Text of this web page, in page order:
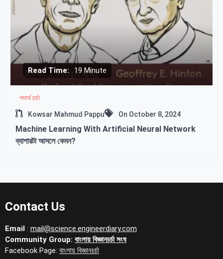
Read Time: 19 Minute
পদার্থ চর্চা
Kowsar Mahmud Pappu On October 8, 2024
Machine Learning With Artificial Neural Network
ব্যাপারটা আসলে কেমন?
Contact Us
Email : mail@science.engineerdiary.com
Community Group: বাংলায় বিজ্ঞানচর্চা সংঘ
Facebook Page: বাংলায় বিজ্ঞানচর্চা